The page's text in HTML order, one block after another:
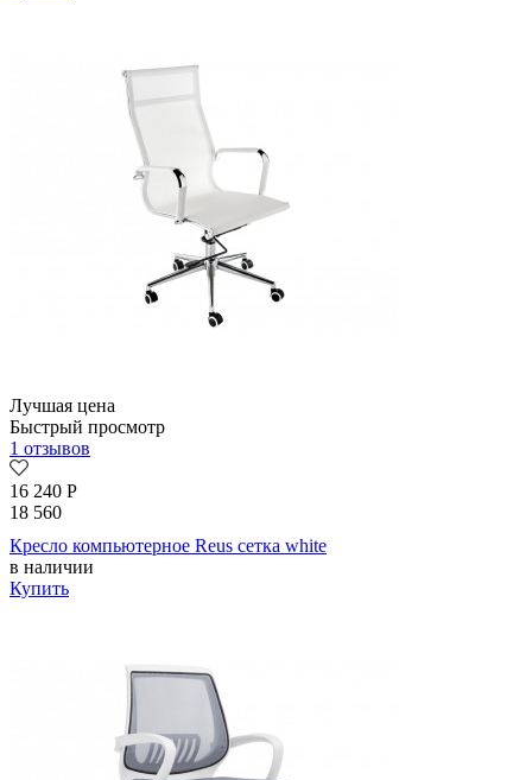
Лучшая цена
Быстрый просмотр
1 отзывов
16 240 Р
18 560
Кресло компьютерное Reus сетка white
в наличии
Купить